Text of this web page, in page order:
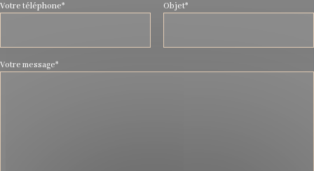
Votre téléphone* Objet*
Votre message*